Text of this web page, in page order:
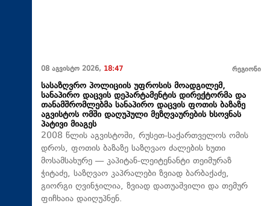
08 აგვისტო 2026, 18:47 რეგიონი
სასაზღვრო პოლიციის უფროსის მოადგილემ,
სანაპირო დაცვის დეპარტამენტის დირექტორმა და
თანამშრომლებმა სანაპირო დაცვის ფოთის ბაზაზე
აგვისტოს ომში დაღუპული მეზღვაურების ხსოვნას
პატივი მიაგეს
2008 წლის აგვისტოში, რუსეთ-საქართველოს ომის
დროს, ფოთის ბაზაზე საზღვაო ძალების ხუთი
მოსამსახურე — კაპიტან-ლეიტენანტი თეიმურაზ
ჭიტაძე, საზღვაო კაპრალები ზვიად ბარბაქაძე,
გიორგი ღვინჯილია, ზვიად დათუაშვილი და თემურ
ფიჩხაია დაიღუპნენ.